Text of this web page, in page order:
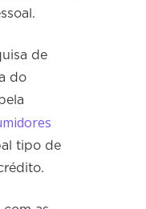
de
do
tipo de